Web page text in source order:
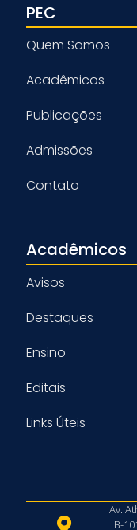
PEC
Quem Somos
Acadêmicos
Publicações
Admissões
Contato
Acadêmicos
Avisos
Destaques
Ensino
Editais
Links Úteis
Av.
B-